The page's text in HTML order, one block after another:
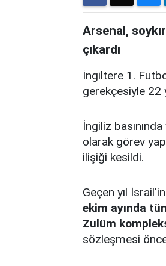
Arsenal,
çıkardı
İngiltere 1.
gerekçesiyle 22
İngiliz
olarak görev
ilişiği kesildi.
Geçen yıl
ekim ayında
Zulüm
sözleşmesi önce